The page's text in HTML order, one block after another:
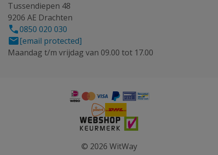
Tussendiepen 48
9206 AE Drachten
0850 020 030
[email protected]
Maandag t/m vrijdag van 09.00 tot 17.00
© 2026 WitWay